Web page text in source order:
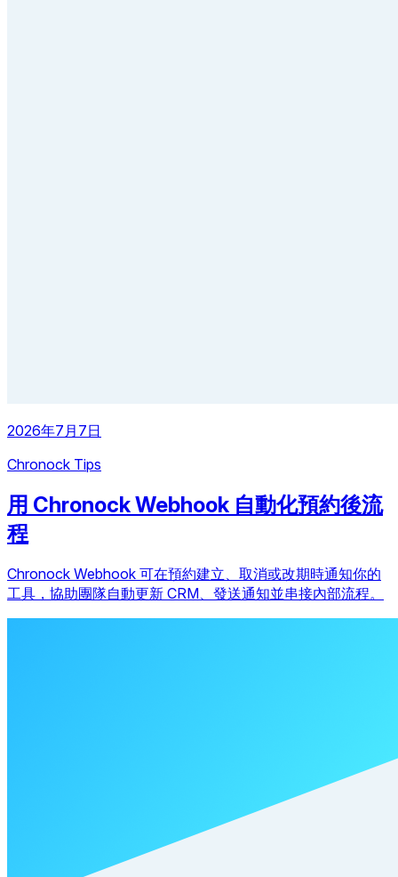
2026年7月7日
Chronock Tips
用 Chronock Webhook 自動化預約後流
程
Chronock Webhook 可在預約建立、取消或改期時通知你的
工具，協助團隊自動更新 CRM、發送通知並串接內部流程。